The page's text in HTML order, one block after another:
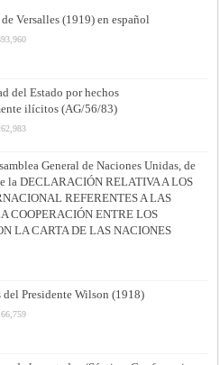
Versalles (1919) en español
del Estado por hechos
ilícitos (AG/56/83)
General de Naciones Unidas, de
la DECLARACIÓN RELATIVA A LOS
REFERENTES A LAS
COOPERACIÓN ENTRE LOS
LA CARTA DE LAS NACIONES
del Presidente Wilson (1918)